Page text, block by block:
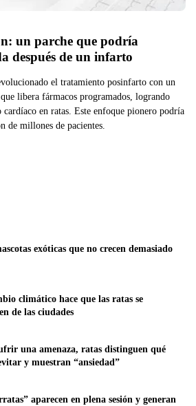
un parche que podría
después de un infarto
el tratamiento posinfarto con un
libera fármacos programados, logrando
en ratas. Este enfoque pionero podría
de millones de pacientes.
climático hace que las ratas se
de las ciudades
una amenaza, ratas distinguen qué
y muestran “ansiedad”
aparecen en plena sesión y generan